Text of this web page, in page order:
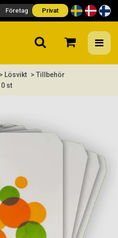
Företag Privat
> Lösvikt > Tillbehör
st